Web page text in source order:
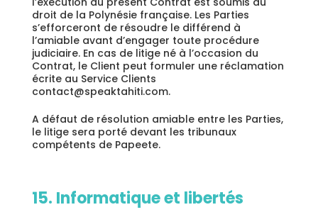
droit de la Polynésie française. Les Parties
s’efforceront de résoudre le différend à
l’amiable avant d’engager toute procédure
judiciaire. En cas de litige né à l’occasion du
Contrat, le Client peut formuler une réclamation
écrite au Service Clients
contact@speaktahiti.com.
A défaut de résolution amiable entre les Parties,
le litige sera porté devant les tribunaux
compétents de Papeete.
15. Informatique et libertés